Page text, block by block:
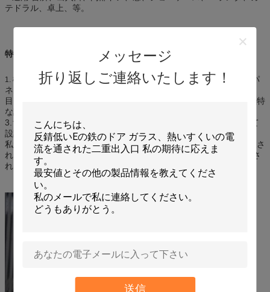
メッセージ
折り返しご連絡いたします！
送信
テドラル、卓上、等。
特徴:
1. 構成するべき三重のパネル ガラスが表面の両方あります中間のパ
ネルの鮮やかな設計と滑らかがあります。
目を引き付けるために2.現代様式、隆起を防ぐ強い材料のための独特
な設計は暖かく、熱い抵抗、活発な色保ちます
3.ちょうど装飾的なガラスはあなたに属します:私達はあなたとして
設計をちょうどのようにしてもいいです。
私達のガラスを保証する4.良質ガラスは多くの方法に注意深く点検さ
れたoneachプロセス、それら使用することができます厳しく製造さ
れ。